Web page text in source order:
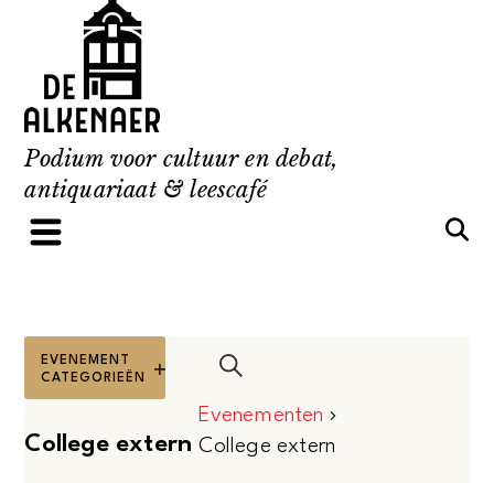
content
Podium voor cultuur en debat,
antiquariaat & leescafé
College extern
Evenementen
College extern
Evenementen
Zoeken
FILTERS
ALS
VAN
EVENEMENT
CATEGORIEËN
filters